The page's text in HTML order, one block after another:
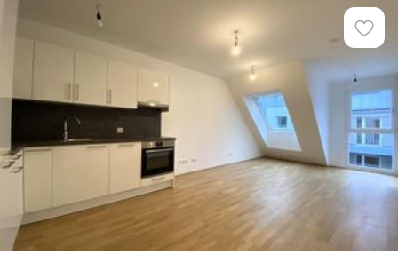
Wintergarten + Stellplatz! Jetzt